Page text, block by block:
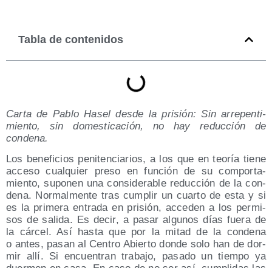
Tabla de contenidos
Car­ta de Pablo Hasel des­de la pri­sión: Sin arre­pen­ti­
mien­to, sin domes­ti­ca­ción, no hay reduc­ción de
condena.
Los bene­fi­cios peni­ten­cia­rios, a los que en teo­ría tie­ne
acce­so cual­quier pre­so en fun­ción de su com­por­ta­
mien­to, supo­nen una con­si­de­ra­ble reduc­ción de la con­
de­na. Nor­mal­men­te tras cum­plir un cuar­to de esta y si
es la pri­me­ra entra­da en pri­sión, acce­den a los per­mi­
sos de sali­da. Es decir, a pasar algu­nos días fue­ra de
la cár­cel. Así has­ta que por la mitad de la con­de­na
o antes, pasan al Cen­tro Abier­to don­de solo han de dor­
mir allí. Si encuen­tran tra­ba­jo, pasa­do un tiem­po ya